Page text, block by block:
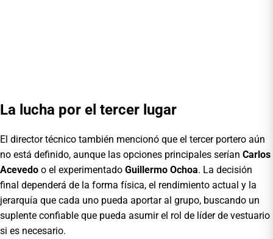
La lucha por el tercer lugar
El director técnico también mencionó que el tercer portero aún
no está definido, aunque las opciones principales serían Carlos
Acevedo o el experimentado Guillermo Ochoa. La decisión
final dependerá de la forma física, el rendimiento actual y la
jerarquía que cada uno pueda aportar al grupo, buscando un
suplente confiable que pueda asumir el rol de líder de vestuario
si es necesario.